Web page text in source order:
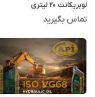
لوبریکانت 20 لیتری
تماس بگیرید